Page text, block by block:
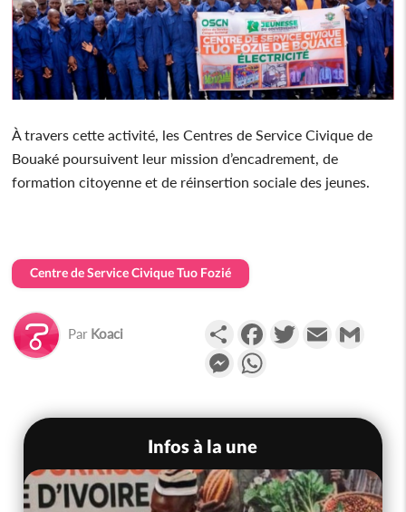
À travers cette activité, les Centres de Service Civique de
Bouaké poursuivent leur mission d’encadrement, de
formation citoyenne et de réinsertion sociale des jeunes.
Centre de Service Civique Tuo Fozié
Par Koaci PartagerFacebookTwitterEmail
Messenger
Infos à la une